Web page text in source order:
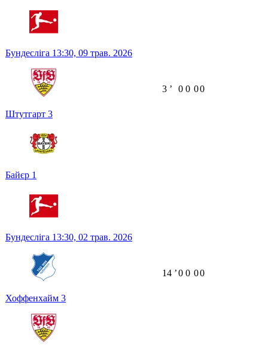
Бундесліга 13:30, 09 трав. 2026
Штутгарт 3
Байєр 1
3 ʼ 0 0 00
Бундесліга 13:30, 02 трав. 2026
Хоффенхайм 3
14 ʼ0 0 00